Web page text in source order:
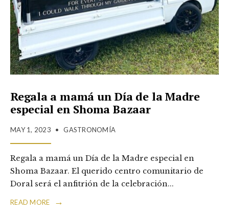
Regala a mamá un Día de la Madre
especial en Shoma Bazaar
MAY 1, 2023 • GASTRONOMÍA
Regala a mamá un Día de la Madre especial en
Shoma Bazaar. El querido centro comunitario de
Doral será el anfitrión de la celebración...
READ MORE →